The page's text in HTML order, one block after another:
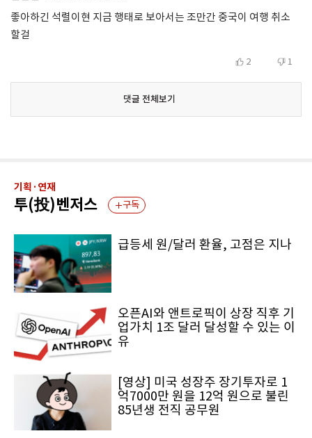
좋아하긴 석렬이현 지금 행태로 보아서는 조만간 중국이 여행 취소
할걸
2 1
댓글 전체보기
기획·연재
투(投)벤저스 구독
급등세 원/달러 환율, 고점은 지나
오픈AI와 앤트로픽이 상장 직후 기
업가치 1조 달러 달성할 수 있는 이
유
[영상] 미국 성장주 장기투자로 1
억7000만 원을 12억 원으로 불린
85년생 전직 공무원